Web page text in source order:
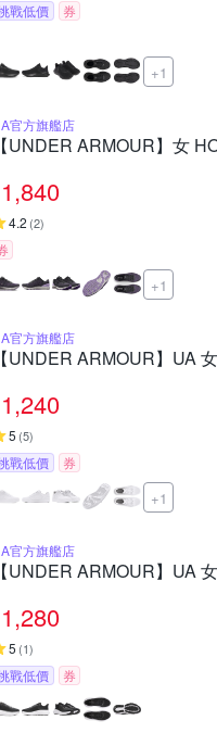
戰低價 券
+1
官方旗艦店
UNDER ARMOUR】女
1,840
4.2 (2)
+1
官方旗艦店
UNDER ARMOUR】UA
1,240
5 (5)
戰低價 券
+1
官方旗艦店
UNDER ARMOUR】UA
1,280
5 (1)
戰低價 券